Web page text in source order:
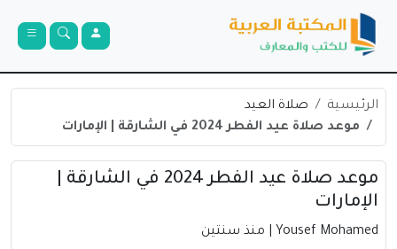
الرئيسية
صلاة العيد
موعد صلاة عيد الفطر 2024 في الشارقة | الإمارات
موعد صلاة عيد الفطر 2024 في الشارقة |
الإمارات
Yousef Mohamed | منذ سنتين